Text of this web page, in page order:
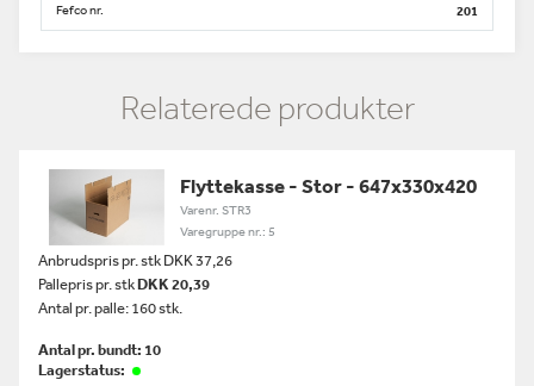
Fefco nr. 201
Relaterede produkter
Flyttekasse - Stor - 647x330x420
Varenr. STR3
Varegruppe nr.: 5
Anbrudspris pr. stk DKK 37,26
Pallepris pr. stkDKK 20,39
Antal pr. palle: 160 stk.
Antal pr. bundt: 10
Lagerstatus: